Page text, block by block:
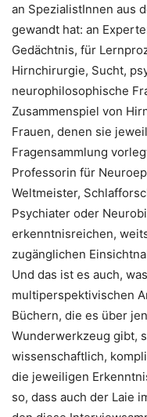
an SpezialistInnen aus
gewandt hat: an
Gedächtnis, für
Hirnchirurgie, Sucht,
neurophilosophische
Zusammenspiel von
Frauen, denen sie
Fragensammlung
Professorin für
Weltmeister,
Psychiater oder
erkenntnisreichen,
zugänglichen
Und das ist es auch,
multiperspektivischen
Büchern, die es über
Wunderwerkzeug gibt,
wissenschaftlich,
die jeweiligen
so, dass auch der Laie